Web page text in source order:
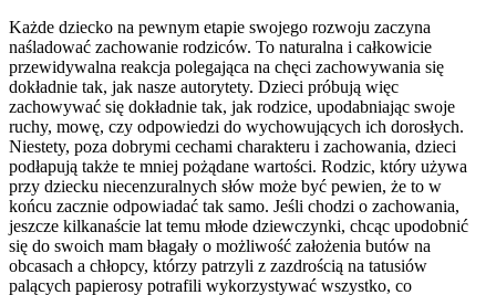
Każde dziecko na pewnym etapie swojego rozwoju zaczyna
naśladować zachowanie rodziców. To naturalna i całkowicie
przewidywalna reakcja polegająca na chęci zachowywania się
dokładnie tak, jak nasze autorytety. Dzieci próbują więc
zachowywać się dokładnie tak, jak rodzice, upodabniając swoje
ruchy, mowę, czy odpowiedzi do wychowujących ich dorosłych.
Niestety, poza dobrymi cechami charakteru i zachowania, dzieci
podłapują także te mniej pożądane wartości. Rodzic, który używa
przy dziecku niecenzuralnych słów może być pewien, że to w
końcu zacznie odpowiadać tak samo. Jeśli chodzi o zachowania,
jeszcze kilkanaście lat temu młode dziewczynki, chcąc upodobnić
się do swoich mam błagały o możliwość założenia butów na
obcasach a chłopcy, którzy patrzyli z zazdrością na tatusiów
palących papierosy potrafili wykorzystywać wszystko, co